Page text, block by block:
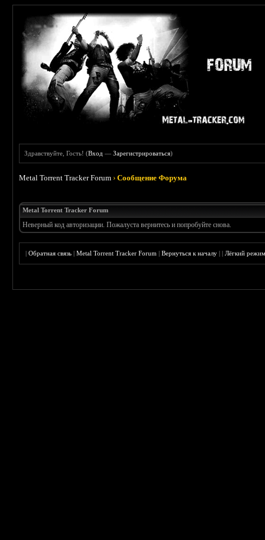
Здравствуйте, Гость! (Вход —Зарегистрироваться)
Metal Torrent Tracker Forum ›Сообщение Форума
Metal Torrent Tracker Forum
Неверный код авторизации. Пожалуста вернитесь и попробуйте снова.
|Обратная связь |Metal Torrent Tracker Forum |Вернуться к началу ||Лёгкий